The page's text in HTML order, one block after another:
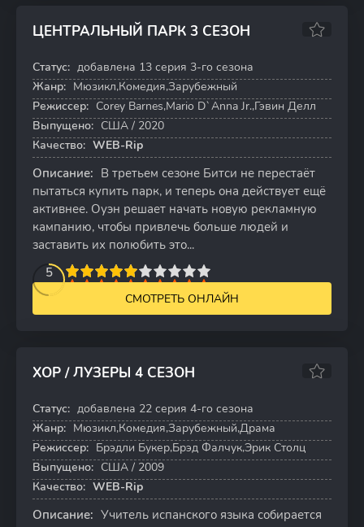
ЦЕНТРАЛЬНЫЙ ПАРК 3 СЕЗОН
13 серий
6.2 6.9
Статус: добавлена 13 серия 3-го сезона
Жанр: Мюзикл,Комедия,Зарубежный
Режиссер: Corey Barnes,Mario D`Anna Jr.,Гэвин Делл
Выпущено: США / 2020
Качество: WEB-Rip
Описание: В третьем сезоне Битси не перестаёт
пытаться купить парк, и теперь она действует ещё
активнее. Оуэн решает начать новую рекламную
кампанию, чтобы привлечь больше людей и
заставить их полюбить это...
5
5 6 7 8 9 10
СМОТРЕТЬ ОНЛАЙН
ХОР / ЛУЗЕРЫ 4 СЕЗОН
22 серий
8.0 6.8
Статус: добавлена 22 серия 4-го сезона
Жанр: Мюзикл,Комедия,Зарубежный,Драма
Режиссер: Брэдли Букер,Брэд Фалчук,Эрик Столц
Выпущено: США / 2009
Качество: WEB-Rip
Описание: Учитель испанского языка собирается